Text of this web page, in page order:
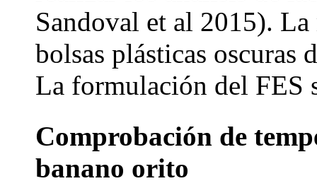
Sandoval et al 2015). La
bolsas plásticas oscuras
La formulación del FES
Comprobación de
banano orito